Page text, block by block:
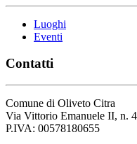
Luoghi
Eventi
Contatti
Comune di Oliveto Citra
Via Vittorio Emanuele II, n.
P.IVA: 00578180655